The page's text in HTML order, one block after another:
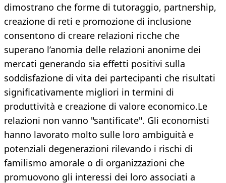
dimostrano che forme di tutoraggio, partnership,
creazione di reti e promozione di inclusione
consentono di creare relazioni ricche che
superano l’anomia delle relazioni anonime dei
mercati generando sia effetti positivi sulla
soddisfazione di vita dei partecipanti che risultati
significativamente migliori in termini di
produttività e creazione di valore economico.Le
relazioni non vanno "santificate". Gli economisti
hanno lavorato molto sulle loro ambiguità e
potenziali degenerazioni rilevando i rischi di
familismo amorale o di organizzazioni che
promuovono gli interessi dei loro associati a